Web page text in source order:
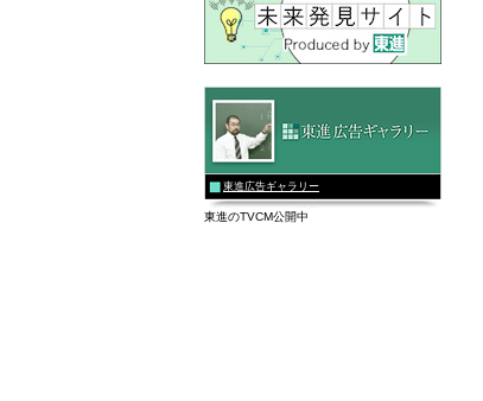
東進広告ギャラリー
東進のTVCM公開中